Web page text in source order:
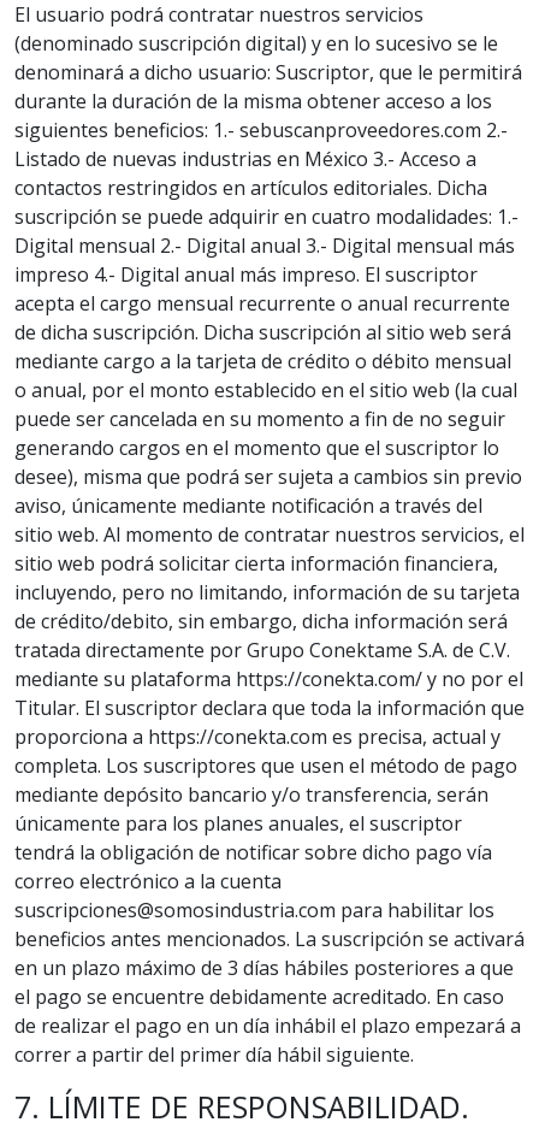
El usuario podrá contratar nuestros servicios
(denominado suscripción digital) y en lo sucesivo se le
denominará a dicho usuario: Suscriptor, que le permitirá
durante la duración de la misma obtener acceso a los
siguientes beneficios: 1.- sebuscanproveedores.com 2.-
Listado de nuevas industrias en México 3.- Acceso a
contactos restringidos en artículos editoriales. Dicha
suscripción se puede adquirir en cuatro modalidades: 1.-
Digital mensual 2.- Digital anual 3.- Digital mensual más
impreso 4.- Digital anual más impreso. El suscriptor
acepta el cargo mensual recurrente o anual recurrente
de dicha suscripción. Dicha suscripción al sitio web será
mediante cargo a la tarjeta de crédito o débito mensual
o anual, por el monto establecido en el sitio web (la cual
puede ser cancelada en su momento a fin de no seguir
generando cargos en el momento que el suscriptor lo
desee), misma que podrá ser sujeta a cambios sin previo
aviso, únicamente mediante notificación a través del
sitio web. Al momento de contratar nuestros servicios, el
sitio web podrá solicitar cierta información financiera,
incluyendo, pero no limitando, información de su tarjeta
de crédito/debito, sin embargo, dicha información será
tratada directamente por Grupo Conektame S.A. de C.V.
mediante su plataforma https://conekta.com/ y no por el
Titular. El suscriptor declara que toda la información que
proporciona a https://conekta.com es precisa, actual y
completa. Los suscriptores que usen el método de pago
mediante depósito bancario y/o transferencia, serán
únicamente para los planes anuales, el suscriptor
tendrá la obligación de notificar sobre dicho pago vía
correo electrónico a la cuenta
suscripciones@somosindustria.com para habilitar los
beneficios antes mencionados. La suscripción se activará
en un plazo máximo de 3 días hábiles posteriores a que
el pago se encuentre debidamente acreditado. En caso
de realizar el pago en un día inhábil el plazo empezará a
correr a partir del primer día hábil siguiente.
7. LÍMITE DE RESPONSABILIDAD.